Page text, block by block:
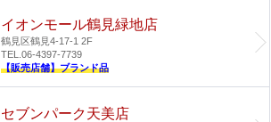
イオンモール鶴見緑地店
鶴見区鶴見4-17-1 2F
TEL.06-4397-7739
【販売店舗】ブランド品
セブンパーク天美店